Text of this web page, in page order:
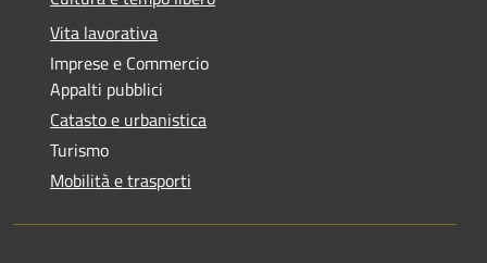
Vita lavorativa
Imprese e Commercio
Appalti pubblici
Catasto e urbanistica
Turismo
Mobilità e trasporti